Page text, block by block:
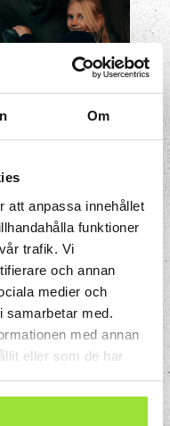
Om
att anpassa innehållet
funktioner
trafik. Vi
och annan
medier och
samarbetar med.
med annan
eller som de har
tjänster.